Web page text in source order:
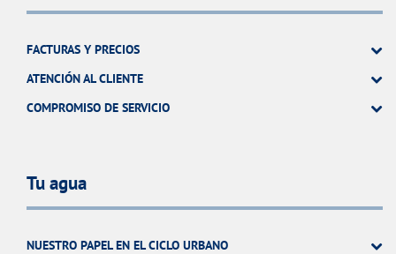
FACTURAS Y PRECIOS
ATENCIÓN AL CLIENTE
COMPROMISO DE SERVICIO
Tu agua
NUESTRO PAPEL EN EL CICLO URBANO